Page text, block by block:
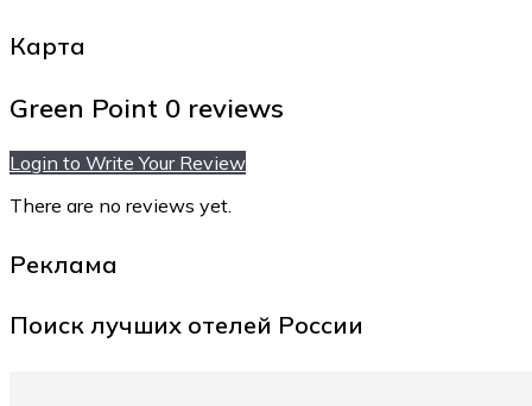
Карта
Green Point 0 reviews
Login to Write Your Review
There are no reviews yet.
Реклама
Поиск лучших отелей России